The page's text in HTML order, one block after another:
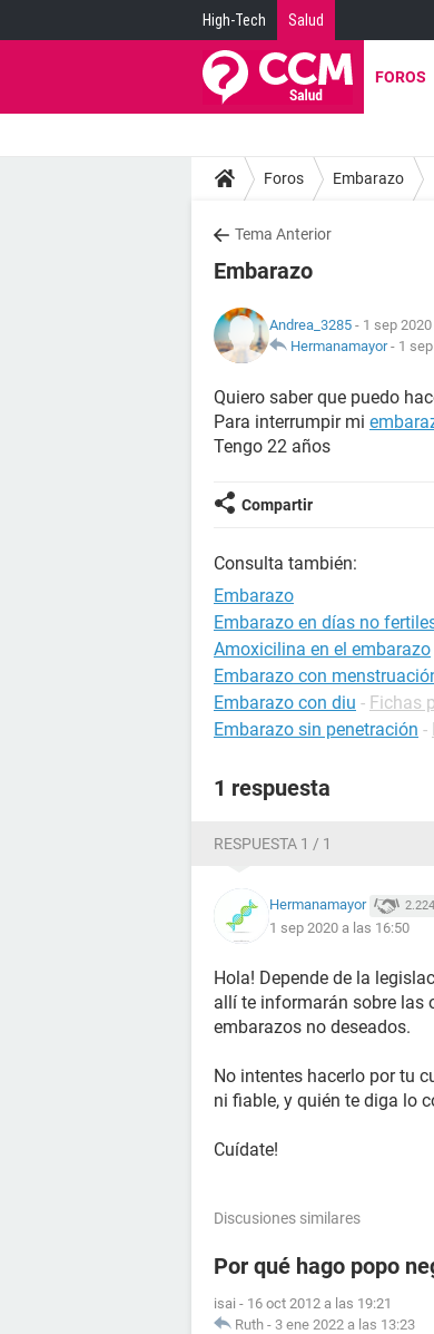
High-Tech Salud
FOROS
Foros Embarazo
Tema Anterior
Embarazo
Andrea_3285 - 1 sep
Hermanamayor- 1
Quiero saber que puedo
Para interrumpir mi
Tengo 22 años
Compartir
Consulta también:
Embarazo
Embarazo en días no
Amoxicilina en el embarazo
Embarazo con
Embarazo con diu - Fichas
Embarazo sin penetración -
1 respuesta
RESPUESTA 1 / 1
Hermanamayor 2.224
1 sep 2020 a las 16:50
Hola! Depende de la
allí te informarán sobre las
embarazos no deseados.
No intentes hacerlo por tu
ni fiable, y quién te diga lo
Cuídate!
Discusiones similares
Por qué hago popo
isai - 16 oct 2012 a las 19:21
Ruth - 3 ene 2022 a las 13:23